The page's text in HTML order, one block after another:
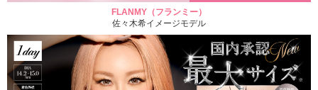
FLANMY（フランミー）
佐々木希イメージモデル